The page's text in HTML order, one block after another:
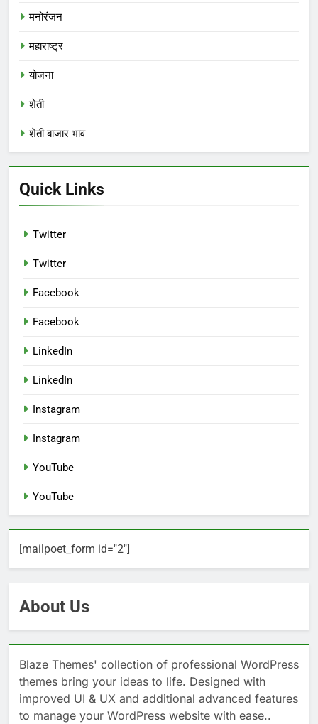
मनोरंजन
महाराष्ट्र
योजना
शेती
शेती बाजार भाव
Quick Links
Twitter
Twitter
Facebook
Facebook
LinkedIn
LinkedIn
Instagram
Instagram
YouTube
YouTube
[mailpoet_form id="2"]
About Us
Blaze Themes' collection of professional WordPress
themes bring your ideas to life. Designed with
improved UI & UX and additional advanced features
to manage your WordPress website with ease..